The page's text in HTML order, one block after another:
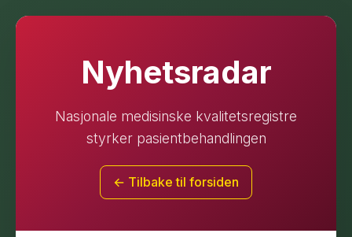
Nyhetsradar
Nasjonale medisinske kvalitetsregistre
styrker pasientbehandlingen
← Tilbake til forsiden